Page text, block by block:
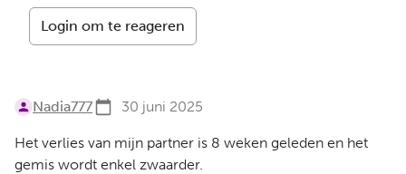
Login om te reageren
Nadia777 30 juni 2025
Het verlies van mijn partner is 8 weken geleden en het
gemis wordt enkel zwaarder.